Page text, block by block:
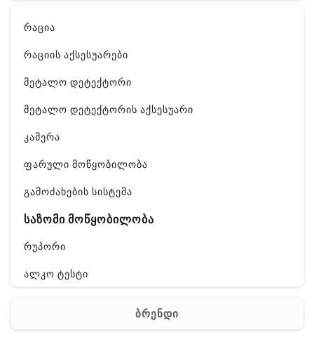
რაცია
რაციის აქსესუარები
მეტალო დეტექტორი
მეტალო დეტექტორის აქსესუარი
კამერა
ფარული მოწყობილობა
გამოძახების სისტემა
საზომი მოწყობილობა
რუპორი
ალკო ტესტი
ჰაერის დამატენიანებელი
ბრენდი